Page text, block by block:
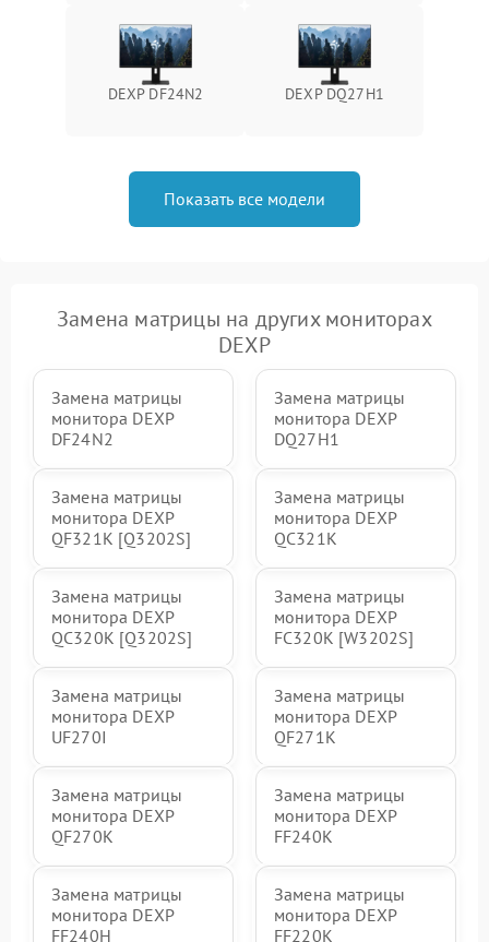
Поломка системы защиты
от замыкания
Подробнее →
DEXP DF24N2 DEXP DQ27H1
Показать все модели
Замена матрицы на других мониторах
DEXP
Замена матрицы
монитора DEXP
DF24N2
Замена матрицы
монитора DEXP
DQ27H1
Замена матрицы
монитора DEXP
QF321K [Q3202S]
Замена матрицы
монитора DEXP
QC321K
Замена матрицы
монитора DEXP
QC320K [Q3202S]
Замена матрицы
монитора DEXP
FC320K [W3202S]
Замена матрицы
монитора DEXP
UF270I
Замена матрицы
монитора DEXP
QF271K
Замена матрицы
монитора DEXP
QF270K
Замена матрицы
монитора DEXP
FF240K
Замена матрицы
монитора DEXP
FF240H
Замена матрицы
монитора DEXP
FF220K